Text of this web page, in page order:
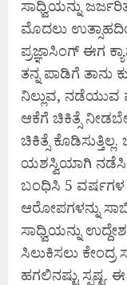
ಸಾಧ್ವಿಯನ್ನು
ಮೊದಲು
ಪ್ರಜ್ಞಾಸಿಂಗ್ ಈಗ
ತನ್ನ ಪಾಡಿಗೆ ತಾನು
ನಿಲ್ಲುವ,
ಆಕೆಗೆ ಚಿಕಿತ್ಸೆ
ಚಿಕಿತ್ಸೆ
ಯಶಸ್ವಿಯಾಗಿ ನಡೆಸಿ
ಬಂಧಿಸಿ 5
ಆರೋಪಗಳನ್ನು
ಸಾಧ್ವಿಯನ್ನು
ಸಿಲುಕಿಸಲು ಕೇಂದ್ರ
ಹಗಲಿನಷ್ಟು ಸ್ಪಷ್ಟ.